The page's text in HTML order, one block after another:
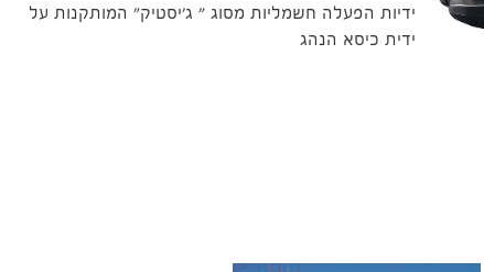
ידיות הפעלה חשמליות מסוג " ג'יסטיק" המותקנות על
ידית כיסא הנהג